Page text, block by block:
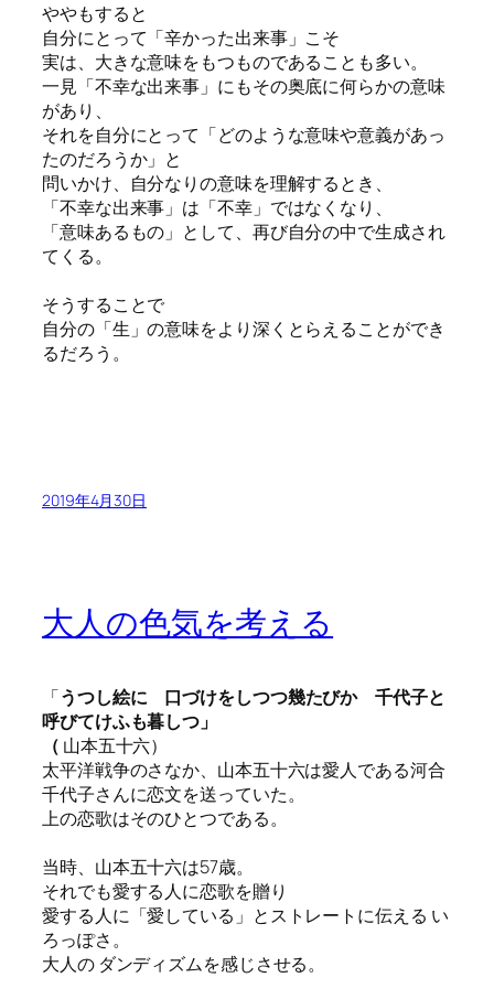
ややもすると
自分にとって「辛かった出来事」こそ
実は、大きな意味をもつものであることも多い。
一見「不幸な出来事」にもその奥底に何らかの意味
があり、
それを自分にとって「どのような意味や意義があっ
たのだろうか」と
問いかけ、自分なりの意味を理解するとき、
「不幸な出来事」は「不幸」ではなくなり、
「意味あるもの」として、再び自分の中で生成され
てくる。
そうすることで
自分の「生」の意味をより深くとらえることができ
るだろう。
2019年4月30日
大人の色気を考える
「うつし絵に 口づけをしつつ幾たびか 千代子と
呼びてけふも暮しつ」
（ 山本五十六）
太平洋戦争のさなか、山本五十六は愛人である河合
千代子さんに恋文を送っていた。
上の恋歌はそのひとつである。
当時、山本五十六は57歳。
それでも愛する人に恋歌を贈り
愛する人に「愛している」とストレートに伝える い
ろっぽさ。
大人の ダンディズムを感じさせる。